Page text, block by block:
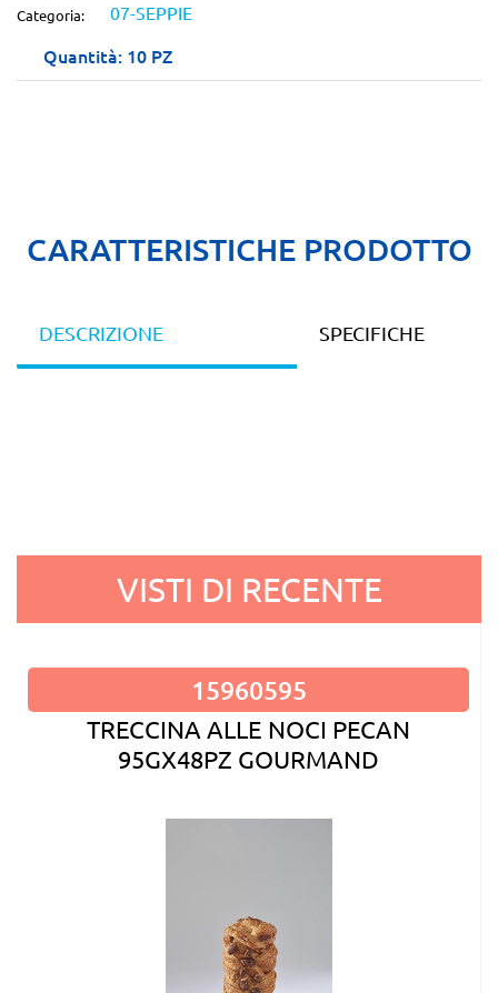
Categoria: 07-SEPPIE
Quantità: 10 PZ
CARATTERISTICHE PRODOTTO
DESCRIZIONE SPECIFICHE
VISTI DI RECENTE
15960595
TRECCINA ALLE NOCI PECAN
95GX48PZ GOURMAND